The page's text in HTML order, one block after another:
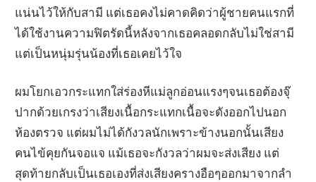
แน่นไว้ให้กับสามี แต่เธอคงไม่คาดคิดว่าผู้ชายคนแรกที่
ได้ใช้งานความฟิตรัดนี้หลังจากเธอคลอดกลับไม่ใช่สามี
แต่เป็นหนุ่มรุ่นน้องที่เธอเคยไว้ใจ
ผมโยกเอวกระแทกใส่ร่องหีแม่ลูกอ่อนแรงๆจนเธอต้องจุ๊
ปากด้วยเกรงว่าเสียงเนื้อกระแทกเนื้อจะดังออกไปนอก
ห้องตรวจ แต่ผมไม่ได้กังวลนักเพราะข้างนอกนั้นเสียง
คนไข้คุยกันจอแจ แม้เธอจะกังวลว่าผมจะส่งเสียง แต่
สุดท้ายกลับเป็นเธอเองที่ส่งเสียงครางอือๆออกมาจากลำ